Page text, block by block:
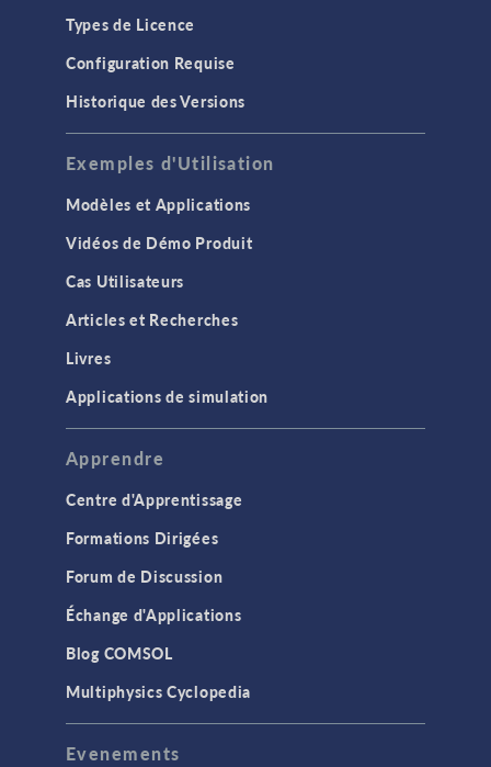
Types de Licence
Configuration Requise
Historique des Versions
Exemples d'Utilisation
Modèles et Applications
Vidéos de Démo Produit
Cas Utilisateurs
Articles et Recherches
Livres
Applications de simulation
Apprendre
Centre d'Apprentissage
Formations Dirigées
Forum de Discussion
Échange d'Applications
Blog COMSOL
Multiphysics Cyclopedia
Evenements